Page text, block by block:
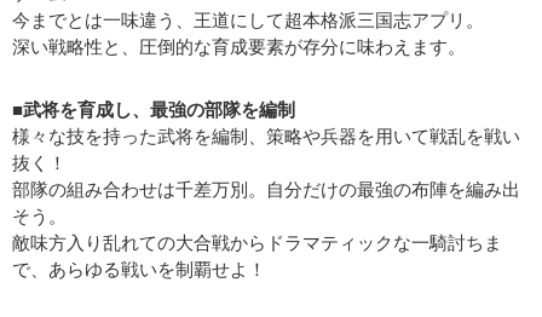
今までとは一味違う、王道にして超本格派三国志アプリ。
深い戦略性と、圧倒的な育成要素が存分に味わえます。
■武将を育成し、最強の部隊を編制
様々な技を持った武将を編制、策略や兵器を用いて戦乱を戦い
抜く！
部隊の組み合わせは千差万別。自分だけの最強の布陣を編み出
そう。
敵味方入り乱れての大合戦からドラマティックな一騎討ちま
で、あらゆる戦いを制覇せよ！